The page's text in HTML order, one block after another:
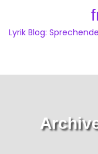
content
Lyrik Blog: